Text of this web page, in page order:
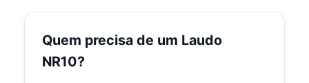
Quem precisa de um Laudo
NR10?